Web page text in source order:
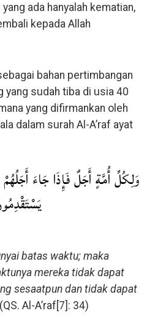
ada hanyalah kematian,
kepada Allah
bahan pertimbangan
yang sudah tiba di usia 40
yang difirmankan oleh
dalam surah Al-A’raf ayat
وَلِكُلِّ أُمَّةٍ أَجَلٌ فَإِذَا جَاءَ
batas waktu; maka
mereka tidak dapat
sesaatpun dan tidak dapat
Al-A’raf[7]: 34)